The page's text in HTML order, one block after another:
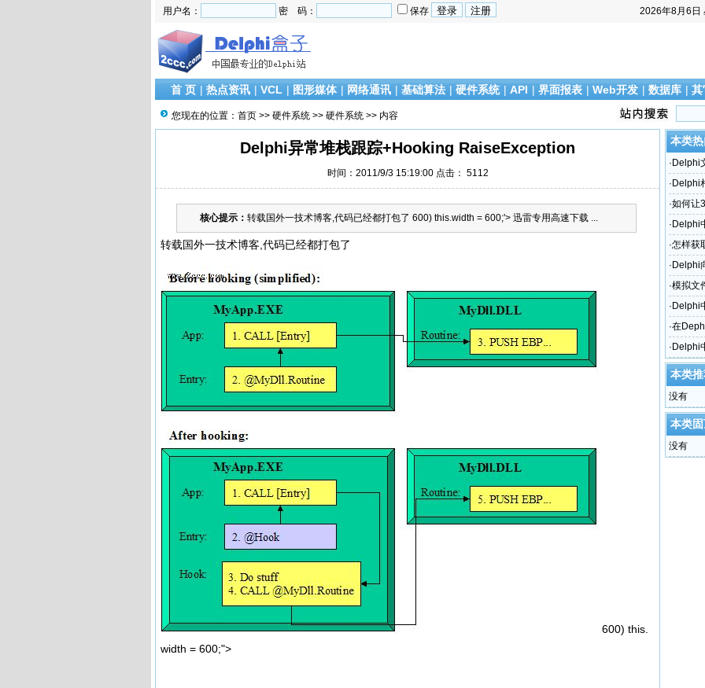
2026年8月6日
用户名： 密 码： 保存
首 页 | 热点资讯 | VCL | 图形媒体 | 网络通讯 | 基础算法 | 硬件系统 | API | 界面报表 | Web开发 | 数据库 | 其
您现在的位置： 首页 >> 硬件系统 >> 硬件系统 >> 内容
Delphi异常堆栈跟踪+Hooking RaiseException
时间：2011/9/3 15:19:00 点击： 5112
核心提示： 转载国外一技术博客,代码已经都打包了 600) this.width = 600;'> 迅雷专用高速下载 ...
转载国外一技术博客,代码已经都打包了
600) this.
width = 600;">
本类
· Delphi
· Delphi
·如何让
· Delphi
·怎样获
了？
· Delphi
·模拟文
· Delphi
·在
· Delphi
本类
没有
本类
没有